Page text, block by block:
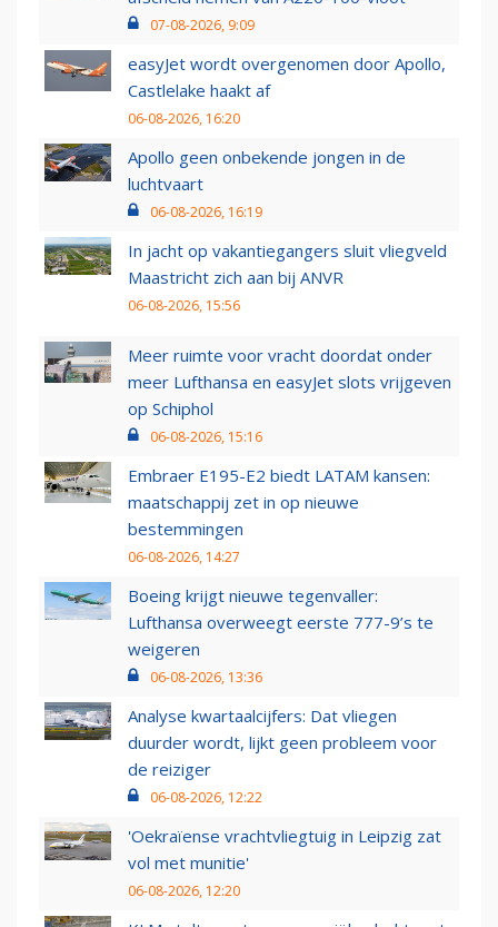
07-08-2026, 9:09
easyJet wordt overgenomen door Apollo,
Castlelake haakt af
06-08-2026, 16:20
Apollo geen onbekende jongen in de
luchtvaart
06-08-2026, 16:19
In jacht op vakantiegangers sluit vliegveld
Maastricht zich aan bij ANVR
06-08-2026, 15:56
Meer ruimte voor vracht doordat onder
meer Lufthansa en easyJet slots vrijgeven
op Schiphol
06-08-2026, 15:16
Embraer E195-E2 biedt LATAM kansen:
maatschappij zet in op nieuwe
bestemmingen
06-08-2026, 14:27
Boeing krijgt nieuwe tegenvaller:
Lufthansa overweegt eerste 777-9’s te
weigeren
06-08-2026, 13:36
Analyse kwartaalcijfers: Dat vliegen
duurder wordt, lijkt geen probleem voor
de reiziger
06-08-2026, 12:22
'Oekraïense vrachtvliegtuig in Leipzig zat
vol met munitie'
06-08-2026, 12:20